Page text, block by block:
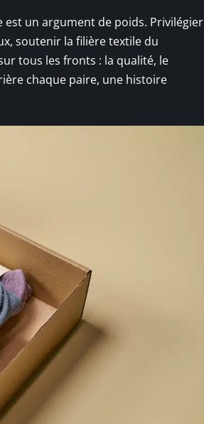
est un argument de poids. Privilégier
soutenir la filière textile du
tous les fronts : la qualité, le
chaque paire, une histoire